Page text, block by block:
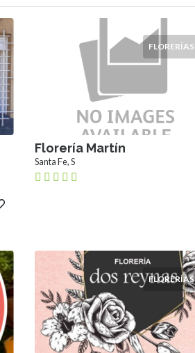
FLORERÍAS
Florería Martín
Santa Fe, S
FLORERÍAS